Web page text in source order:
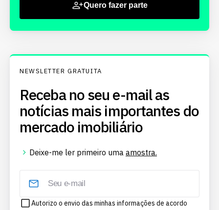
Quero fazer parte
NEWSLETTER GRATUITA
Receba no seu e-mail as
notícias mais importantes do
mercado imobiliário
Deixe-me ler primeiro uma amostra.
Autorizo o envio das minhas informações de acordo